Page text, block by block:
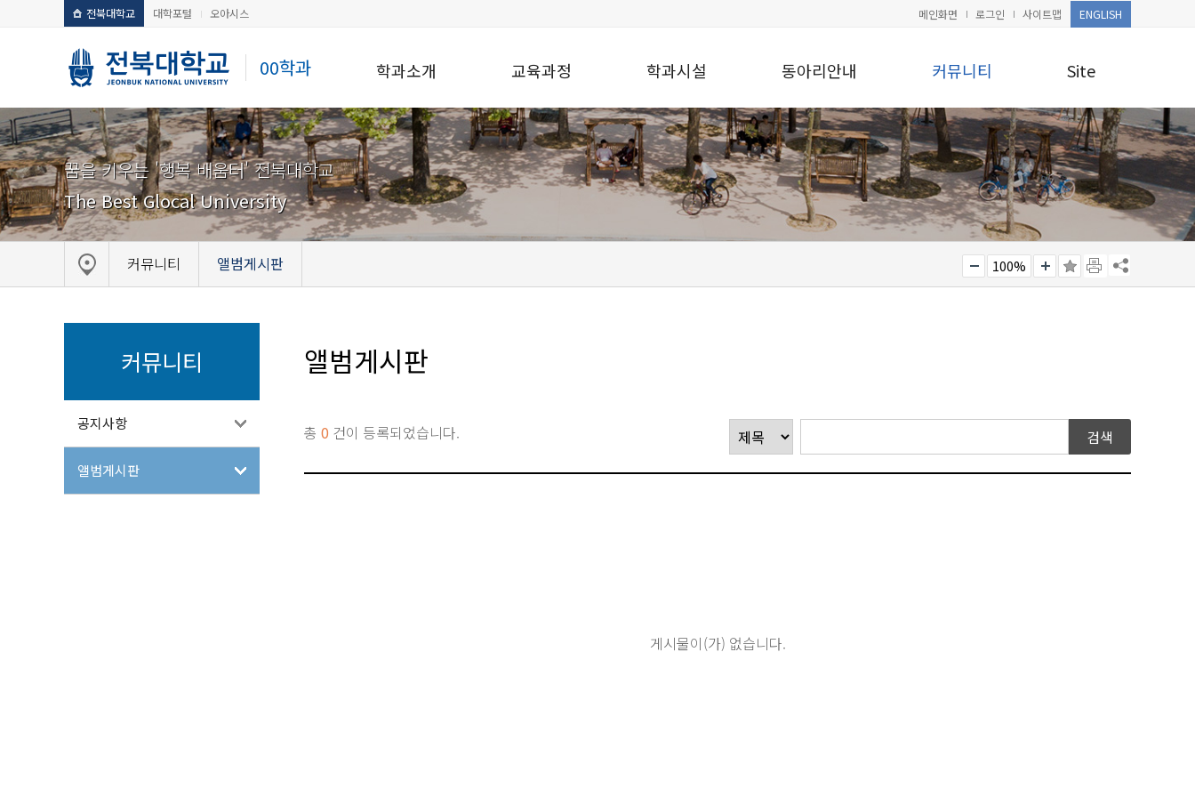
전북대학교 대학포털 오아시스
00학과
메인화면 로그인 사이트맵 ENGLISH
학과소개 교육과정 학과시설 동아리안내 커뮤니티 Site
꿈을 키우는 '행복 배움터' 전북대학교
The Best Glocal University
커뮤니티 앨범게시판 100%
커뮤니티
공지사항
앨범게시판
앨범게시판
총 0 건이 등록되었습니다.
게시물이(가) 없습니다.